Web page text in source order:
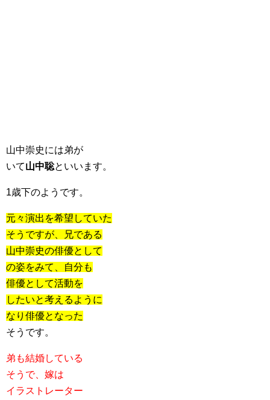
山中崇史には弟が
いて山中聡といいます。
1歳下のようです。
元々演出を希望していた
そうですが、兄である
山中崇史の俳優として
の姿をみて、自分も
俳優として活動を
したいと考えるように
なり俳優となった
そうです。
弟も結婚している
そうで、嫁は
イラストレーター